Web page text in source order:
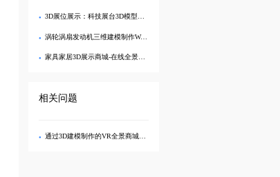
3D展位展示：科技展台3D模型制作与现代展台数字展示
涡轮涡扇发动机三维建模制作Web3D展示
家具家居3D展示商城-在线全景漫游，实景般搭配体验
相关问题
通过3D建模制作的VR全景商城实现虚拟现实线上购物有什么优势？